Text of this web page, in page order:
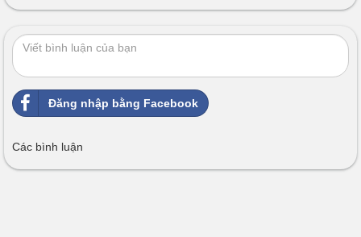
Đăng nhập bằng Facebook
Các bình luận